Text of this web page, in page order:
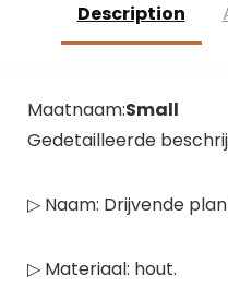
Description
Maatnaam:Small
Gedetailleerde
▷ Naam: Drijvende
▷ Materiaal: hout.